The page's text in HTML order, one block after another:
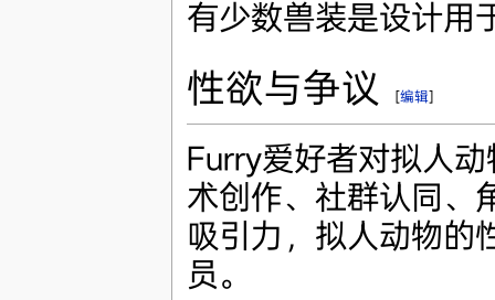
有少数兽装是设计用
性欲与争议 [编辑]
Furry爱好者对拟人
术创作、社群认同、
吸引力，拟人动物的
员。